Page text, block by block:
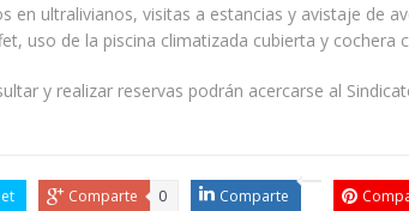
en ultralivianos, visitas a estancias y avistaje de
uso de la piscina climatizada cubierta y cochera
y realizar reservas podrán acercarse al
Comparte 0 Comparte